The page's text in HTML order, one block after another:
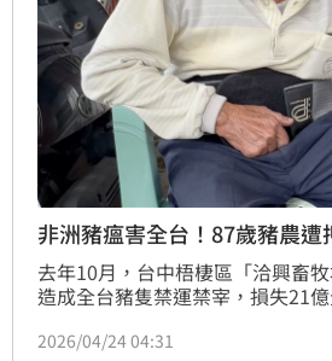
非洲豬瘟害全台！87歲豬農遭
去年10月，台中梧棲區「洽興畜
造成全台豬隻禁運禁宰，損失21
賣病死豬等，將父子2人起訴。今
2026/04/24 04:31